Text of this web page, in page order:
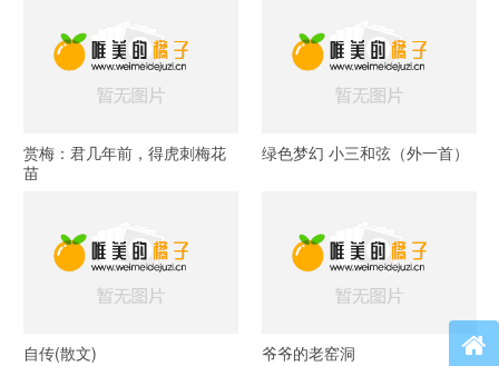
赏梅：君几年前，得虎刺梅花
苗
绿色梦幻 小三和弦（外一首）
自传(散文) 爷爷的老窑洞